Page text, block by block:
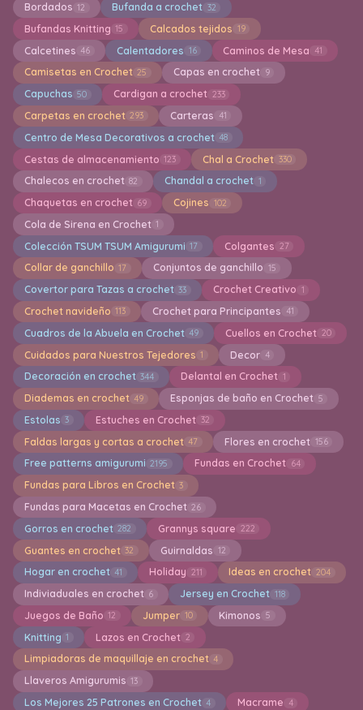
Bordados 12 Bufanda a crochet 32
Bufandas Knitting 15 Calcados tejidos 19
Calcetines 46 Calentadores 16 Caminos de Mesa 41
Camisetas en Crochet 25 Capas en crochet 9
Capuchas 50 Cardigan a crochet 233
Carpetas en crochet 293 Carteras 41
Centro de Mesa Decorativos a crochet 48
Cestas de almacenamiento 123 Chal a Crochet 330
Chalecos en crochet 82 Chandal a crochet 1
Chaquetas en crochet 69 Cojines 102
Cola de Sirena en Crochet 1
Colección TSUM TSUM Amigurumi 17 Colgantes 27
Collar de ganchillo 17 Conjuntos de ganchillo 15
Covertor para Tazas a crochet 33 Crochet Creativo 1
Crochet navideño 113 Crochet para Principantes 41
Cuadros de la Abuela en Crochet 49 Cuellos en Crochet 20
Cuidados para Nuestros Tejedores 1 Decor 4
Decoración en crochet 344 Delantal en Crochet 1
Diademas en crochet 49 Esponjas de baño en Crochet 5
Estolas 3 Estuches en Crochet 32
Faldas largas y cortas a crochet 47 Flores en crochet 156
Free patterns amigurumi 2195 Fundas en Crochet 64
Fundas para Libros en Crochet 3
Fundas para Macetas en Crochet 26
Gorros en crochet 282 Grannys square 222
Guantes en crochet 32 Guirnaldas 12
Hogar en crochet 41 Holiday 211 Ideas en crochet 204
Indiviaduales en crochet 6 Jersey en Crochet 118
Juegos de Baño 12 Jumper 10 Kimonos 5
Knitting 1 Lazos en Crochet 2
Limpiadoras de maquillaje en crochet 4
Llaveros Amigurumis 13
Los Mejores 25 Patrones en Crochet 4 Macrame 4